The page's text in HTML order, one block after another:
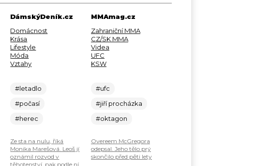
DámskýDeník.cz
Domácnost
Krása
Lifestyle
Móda
Vztahy
#letadlo
#počasí
#herec
Ze sta na nulu, říká
Monika Marešová. Leoš jí
oznámil rozvod v
těhotenství, pak podle ní
MMAmag.cz
Zahraniční MMA
CZ/SK MMA
Videa
UFC
KSW
#ufc
#jiří procházka
#oktagon
Overeem McGregora
odepsal. Jeho tělo prý
skončilo před pěti lety